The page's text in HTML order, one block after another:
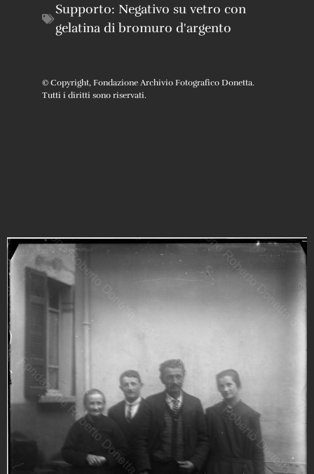
Supporto: Negativo su vetro con
gelatina di bromuro d'argento
© Copyright, Fondazione Archivio Fotografico Donetta.
Tutti i diritti sono riservati.